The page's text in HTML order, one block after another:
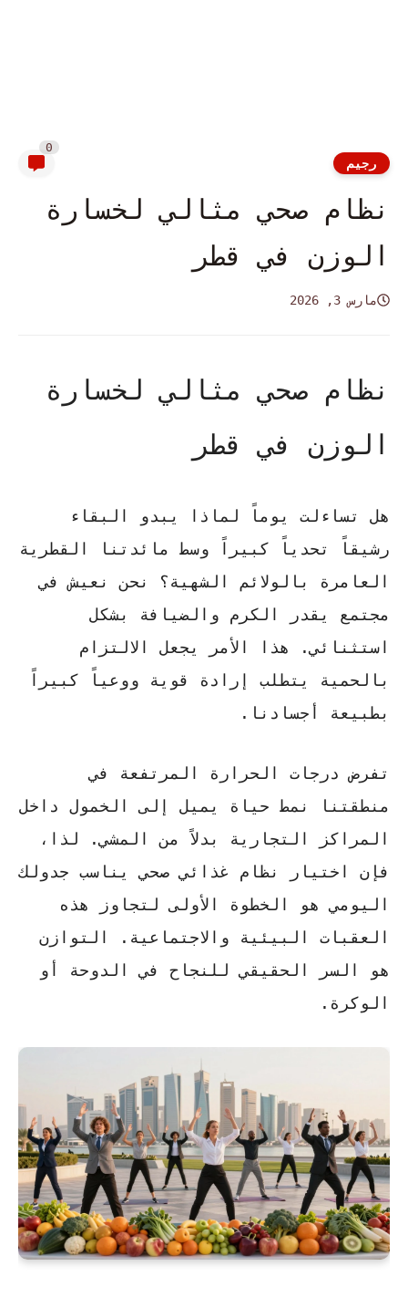
رجيم
0
نظام صحي مثالي لخسارة
الوزن في قطر
مارس 3, 2026
نظام صحي مثالي لخسارة
الوزن في قطر
هل تساءلت يوماً لماذا يبدو البقاء
رشيقاً تحدياً كبيراً وسط مائدتنا القطرية
العامرة بالولائم الشهية؟ نحن نعيش في
مجتمع يقدر الكرم والضيافة بشكل
استثنائي. هذا الأمر يجعل الالتزام
بالحمية يتطلب إرادة قوية ووعياً كبيراً
بطبيعة أجسادنا.
تفرض درجات الحرارة المرتفعة في
منطقتنا نمط حياة يميل إلى الخمول داخل
المراكز التجارية بدلاً من المشي. لذا،
فإن اختيار
نظام غذائي صحييناسب جدولك
اليومي هو الخطوة الأولى لتجاوز هذه
العقبات البيئية والاجتماعية. التوازن
هو السر الحقيقي للنجاح في الدوحة أو
الوكرة.